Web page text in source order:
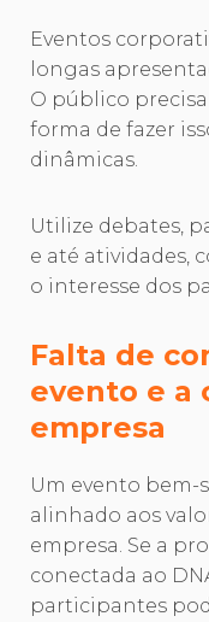
Eventos
longas
O público
forma de fazer
dinâmicas.
Utilize debates,
e até atividades,
o interesse dos
Falta de
evento e a
empresa
Um evento bem-
alinhado aos
empresa. Se a
conectada ao
participantes